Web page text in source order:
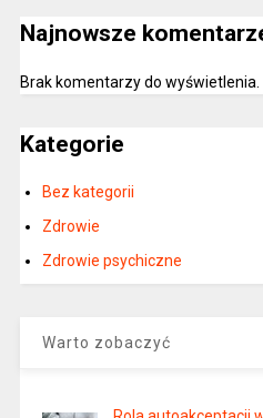
Najnowsze
Brak komentarzy do wyświetlenia.
Kategorie
Bez kategorii
Zdrowie
Zdrowie psychiczne
Warto zobaczyć